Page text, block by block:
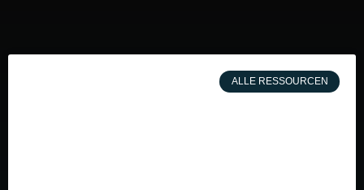
ALLE RESSOURCEN